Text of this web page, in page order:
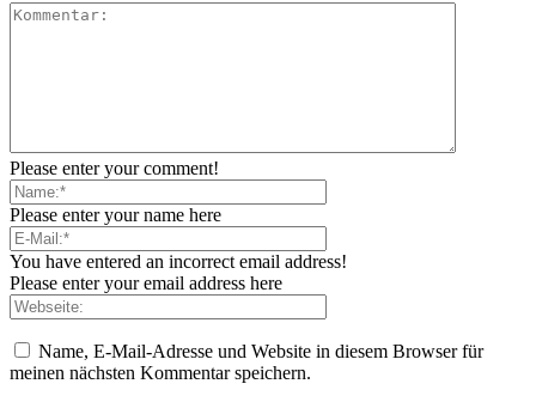
Please enter your comment!
Please enter your name here
You have entered an incorrect email address!
Please enter your email address here
Name, E-Mail-Adresse und Website in diesem Browser für
meinen nächsten Kommentar speichern.